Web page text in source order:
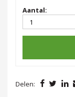
Aantal:
Delen: